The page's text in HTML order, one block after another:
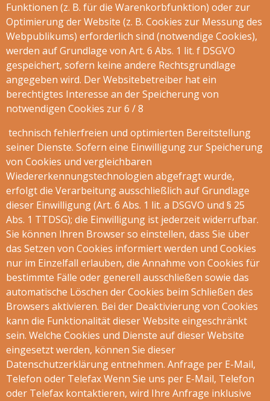
Funktionen (z. B. für die Warenkorbfunktion) oder zur
Optimierung der Website (z. B. Cookies zur Messung des
Webpublikums) erforderlich sind (notwendige Cookies),
werden auf Grundlage von Art. 6 Abs. 1 lit. f DSGVO
gespeichert, sofern keine andere Rechtsgrundlage
angegeben wird. Der Websitebetreiber hat ein
berechtigtes Interesse an der Speicherung von
notwendigen Cookies zur 6 / 8
technisch fehlerfreien und optimierten Bereitstellung
seiner Dienste. Sofern eine Einwilligung zur Speicherung
von Cookies und vergleichbaren
Wiedererkennungstechnologien abgefragt wurde,
erfolgt die Verarbeitung ausschließlich auf Grundlage
dieser Einwilligung (Art. 6 Abs. 1 lit. a DSGVO und § 25
Abs. 1 TTDSG); die Einwilligung ist jederzeit widerrufbar.
Sie können Ihren Browser so einstellen, dass Sie über
das Setzen von Cookies informiert werden und Cookies
nur im Einzelfall erlauben, die Annahme von Cookies für
bestimmte Fälle oder generell ausschließen sowie das
automatische Löschen der Cookies beim Schließen des
Browsers aktivieren. Bei der Deaktivierung von Cookies
kann die Funktionalität dieser Website eingeschränkt
sein. Welche Cookies und Dienste auf dieser Website
eingesetzt werden, können Sie dieser
Datenschutzerklärung entnehmen. Anfrage per E-Mail,
Telefon oder Telefax Wenn Sie uns per E-Mail, Telefon
oder Telefax kontaktieren, wird Ihre Anfrage inklusive